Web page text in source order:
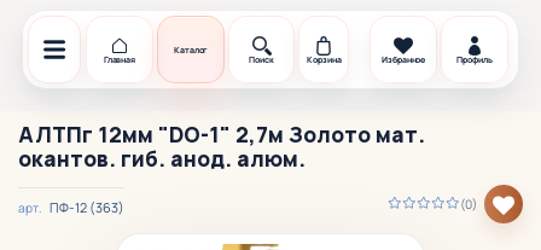
Главная
Каталог
Поиск
Корзина Избранное Профиль
АЛТПг 12мм "DO-1" 2,7м Золото мат.
окантов. гиб. анод. алюм.
(0)
арт. ПФ-12 (363)